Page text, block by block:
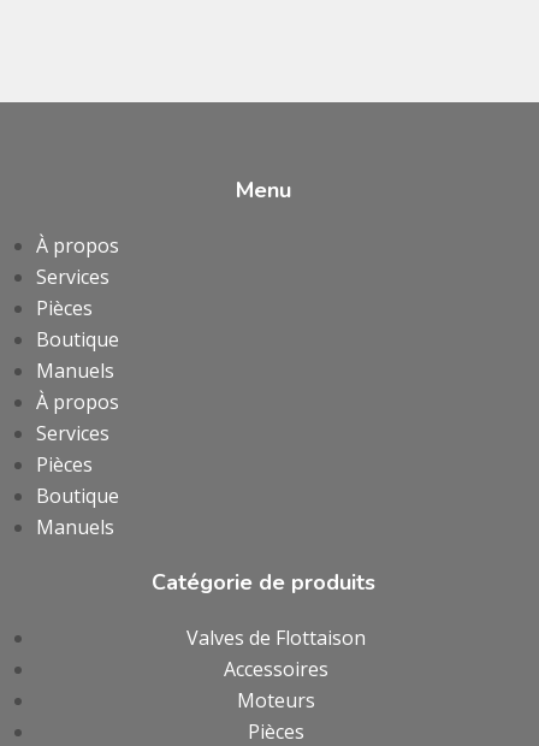
Menu
À propos
Services
Pièces
Boutique
Manuels
À propos
Services
Pièces
Boutique
Manuels
Catégorie de produits
Valves de Flottaison
Accessoires
Moteurs
Pièces